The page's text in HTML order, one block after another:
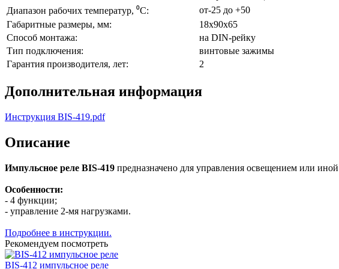
Диапазон рабочих температур, ⁰С:
от-25 до +50
Габаритные размеры, мм:
18х90х65
Способ монтажа:
на DIN-рейку
Тип подключения:
винтовые зажимы
Гарантия производителя, лет:
2
Дополнительная информация
Инструкция BIS-419.pdf
Описание
Импульсное реле BIS-419 предназначено для управления освещением или
Особенности:
- 4 функции;
- управление 2-мя нагрузками.
Подробнее в инструкции.
Рекомендуем посмотреть
BIS-412 импульсное реле